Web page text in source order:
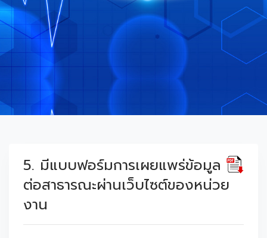
5. มีแบบฟอร์มการเผยแพร่ข้อมูล
ต่อสาธารณะผ่านเว็บไซต์ของหน่วย
งาน